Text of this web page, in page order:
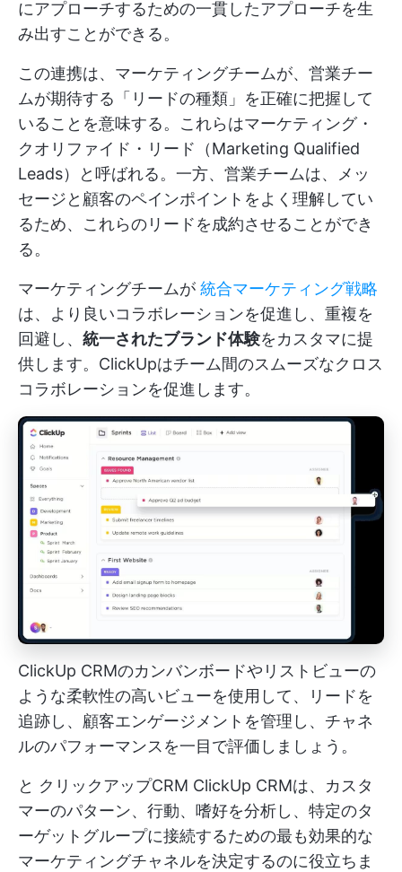
にアプローチするための一貫したアプローチを生
み出すことができる。
この連携は、マーケティングチームが、営業チー
ムが期待する「リードの種類」を正確に把握して
いることを意味する。これらはマーケティング・
クオリファイド・リード（Marketing Qualified
Leads）と呼ばれる。一方、営業チームは、メッ
セージと顧客のペインポイントをよく理解してい
るため、これらのリードを成約させることができ
る。
マーケティングチームが 統合マーケティング戦略
は、より良いコラボレーションを促進し、重複を
回避し、 統一されたブランド体験をカスタマに提
供します。ClickUpはチーム間のスムーズなクロス
コラボレーションを促進します。
ClickUp CRMのカンバンボードやリストビューの
ような柔軟性の高いビューを使用して、リードを
追跡し、顧客エンゲージメントを管理し、チャネ
ルのパフォーマンスを一目で評価しましょう。
と クリックアップCRM ClickUp CRMは、カスタ
マーのパターン、行動、嗜好を分析し、特定のタ
ーゲットグループに接続するための最も効果的な
マーケティングチャネルを決定するのに役立ちま